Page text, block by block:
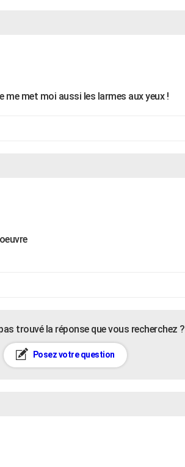
me met moi aussi les larmes aux yeux !
trouvé la réponse que vous recherchez ?
Posez votre question